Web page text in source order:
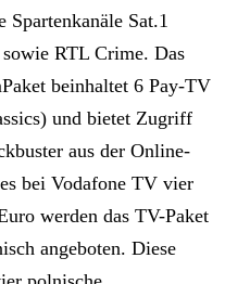
Spartenkanäle Sat.1
RTL Crime. Das
beinhaltet 6 Pay-TV
und bietet Zugriff
aus der Online-
bei Vodafone TV vier
werden das TV-Paket
angeboten. Diese